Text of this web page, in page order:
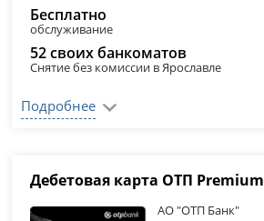
Бесплатно
обслуживание
52 своих банкоматов
Снятие без комиссии в Ярославле
Подробнее
Дебетовая карта ОТП Premium
АО "ОТП Банк"